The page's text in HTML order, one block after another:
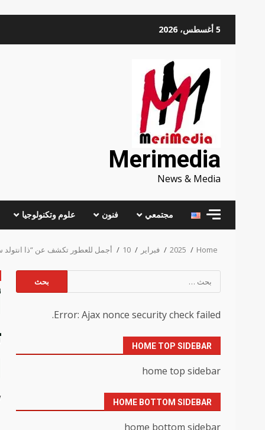
5 أغسطس، 2026
Merimedia
News & Media
مجتمعي فنون علوم وتكنولوجيا
Home
2025 فبراير 10 أجمل للعطور تكشف عن “ذا انتولد
عن:
Error: Ajax nonce security check failed.
HOME TOP SIDEBAR
home top sidebar
HOME BOTTOM SIDEBAR
home bottom sidebar